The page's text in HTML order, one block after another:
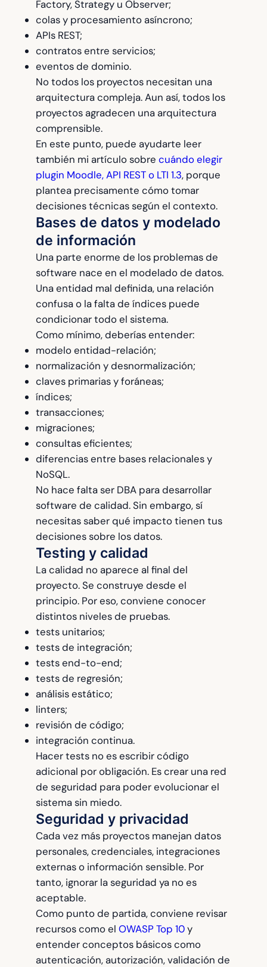
Factory, Strategy u Observer;
colas y procesamiento asíncrono;
APIs REST;
contratos entre servicios;
eventos de dominio.
No todos los proyectos necesitan una
arquitectura compleja. Aun así, todos los
proyectos agradecen una arquitectura
comprensible.
En este punto, puede ayudarte leer
también mi artículo sobre cuándo elegir
plugin Moodle, API REST o LTI 1.3, porque
plantea precisamente cómo tomar
decisiones técnicas según el contexto.
Bases de datos y modelado
de información
Una parte enorme de los problemas de
software nace en el modelado de datos.
Una entidad mal definida, una relación
confusa o la falta de índices puede
condicionar todo el sistema.
Como mínimo, deberías entender:
modelo entidad-relación;
normalización y desnormalización;
claves primarias y foráneas;
índices;
transacciones;
migraciones;
consultas eficientes;
diferencias entre bases relacionales y
NoSQL.
No hace falta ser DBA para desarrollar
software de calidad. Sin embargo, sí
necesitas saber qué impacto tienen tus
decisiones sobre los datos.
Testing y calidad
La calidad no aparece al final del
proyecto. Se construye desde el
principio. Por eso, conviene conocer
distintos niveles de pruebas.
tests unitarios;
tests de integración;
tests end-to-end;
tests de regresión;
análisis estático;
linters;
revisión de código;
integración continua.
Hacer tests no es escribir código
adicional por obligación. Es crear una red
de seguridad para poder evolucionar el
sistema sin miedo.
Seguridad y privacidad
Cada vez más proyectos manejan datos
personales, credenciales, integraciones
externas o información sensible. Por
tanto, ignorar la seguridad ya no es
aceptable.
Como punto de partida, conviene revisar
recursos como el OWASP Top 10y
entender conceptos básicos como
autenticación, autorización, validación de